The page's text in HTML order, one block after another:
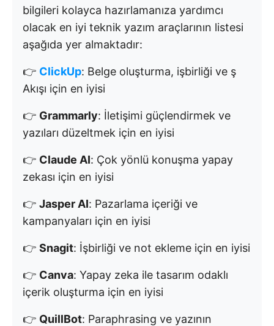
bilgileri kolayca hazırlamanıza yardımcı
olacak en iyi teknik yazım araçlarının listesi
aşağıda yer almaktadır:
👉 ClickUp: Belge oluşturma, işbirliği ve ş
Akışı için en iyisi
👉 Grammarly: İletişimi güçlendirmek ve
yazıları düzeltmek için en iyisi
👉 Claude AI: Çok yönlü konuşma yapay
zekası için en iyisi
👉 Jasper AI: Pazarlama içeriği ve
kampanyaları için en iyisi
👉 Snagit: İşbirliği ve not ekleme için en iyisi
👉 Canva: Yapay zeka ile tasarım odaklı
içerik oluşturma için en iyisi
👉 QuillBot: Paraphrasing ve yazının